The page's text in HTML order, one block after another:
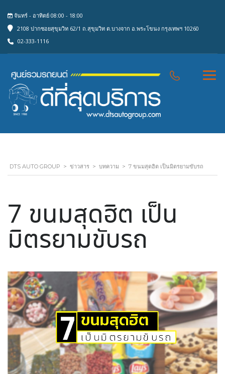
จันทร์ - อาทิตย์ 08:00 - 18:00
2108 ปากซอยสุขุมวิท 62/1 ถ.สุขุมวิท ต.บางจาก อ.พระโขนง กรุงเทพฯ 10260
02-333-1116
DTS AUTO GROUP > ข่าวสาร > บทความ > 7 ขนมสุดฮิต เป็นมิตรยามขับรถ
7 ขนมสุดฮิต เป็น
มิตรยามขับรถ